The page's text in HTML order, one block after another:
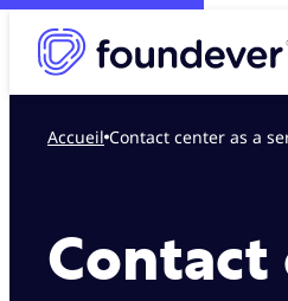
Accueil Contact center as a
Contact